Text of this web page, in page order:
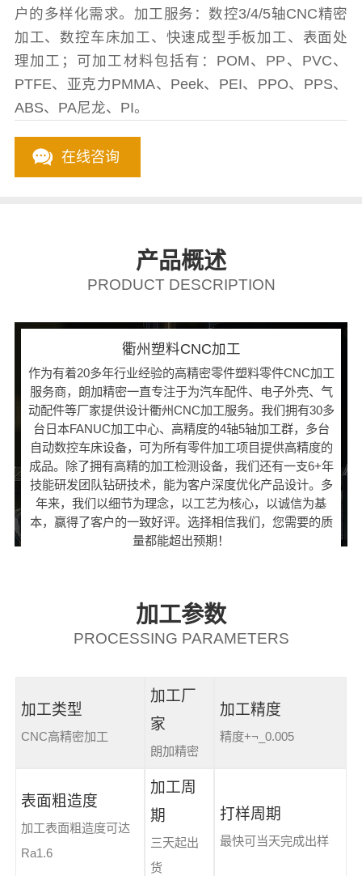
户的多样化需求。加工服务：数控3/4/5轴CNC精密
加工、数控车床加工、快速成型手板加工、表面处
理加工；可加工材料包括有：POM、PP、PVC、
PTFE、亚克力PMMA、Peek、PEI、PPO、PPS、
ABS、PA尼龙、PI。
在线咨询
产品概述
PRODUCT DESCRIPTION
衢州塑料CNC加工
作为有着20多年行业经验的高精密零件塑料零件CNC加工
服务商，朗加精密一直专注于为汽车配件、电子外壳、气
动配件等厂家提供设计衢州CNC加工服务。我们拥有30多
台日本FANUC加工中心、高精度的4轴5轴加工群，多台
自动数控车床设备，可为所有零件加工项目提供高精度的
成品。除了拥有高精的加工检测设备，我们还有一支6+年
技能研发团队钻研技术，能为客户深度优化产品设计。多
年来，我们以细节为理念，以工艺为核心，以诚信为基
本，赢得了客户的一致好评。选择相信我们，您需要的质
量都能超出预期！
加工参数
PROCESSING PARAMETERS
加工类型
CNC高精密加工
加工厂
家
朗加精密
加工精度
精度+¬_0.005
表面粗造度
加工表面粗造度可达
Ra1.6
加工周
期
三天起出
货
打样周期
最快可当天完成出样